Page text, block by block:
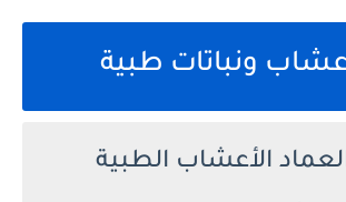
ونباتات طبية
الأعشاب الطبية